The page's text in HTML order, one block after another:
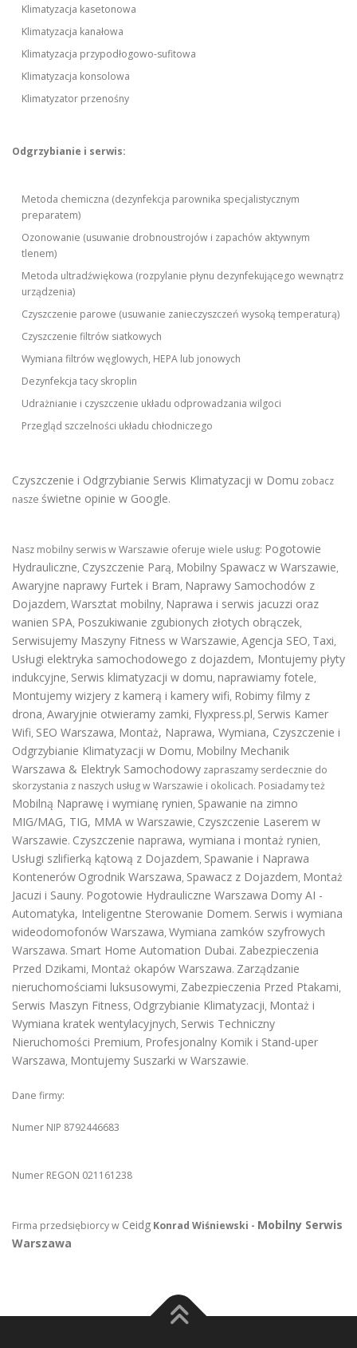
Klimatyzacja kasetonowa
Klimatyzacja kanałowa
Klimatyzacja przypodłogowo-sufitowa
Klimatyzacja konsolowa
Klimatyzator przenośny
Odgrzybianie i serwis:
Metoda chemiczna (dezynfekcja parownika specjalistycznym
preparatem)
Ozonowanie (usuwanie drobnoustrojów i zapachów aktywnym
tlenem)
Metoda ultradźwiękowa (rozpylanie płynu dezynfekującego wewnątrz
urządzenia)
Czyszczenie parowe (usuwanie zanieczyszczeń wysoką temperaturą)
Czyszczenie filtrów siatkowych
Wymiana filtrów węglowych, HEPA lub jonowych
Dezynfekcja tacy skroplin
Udrażnianie i czyszczenie układu odprowadzania wilgoci
Przegląd szczelności układu chłodniczego
Czyszczenie i Odgrzybianie Serwis Klimatyzacji w Domu zobacz
nasze świetne opinie w Google.
Nasz mobilny serwis w Warszawie oferuje wiele usług: Pogotowie
Hydrauliczne, Czyszczenie Parą, Mobilny Spawacz w Warszawie,
Awaryjne naprawy Furtek i Bram, Naprawy Samochodów z
Dojazdem, Warsztat mobilny, Naprawa i serwis jacuzzi oraz
wanien SPA, Poszukiwanie zgubionych złotych obrączek,
Serwisujemy Maszyny Fitness w Warszawie, Agencja SEO, Taxi,
Usługi elektryka samochodowego z dojazdem, Montujemy płyty
indukcyjne, Serwis klimatyzacji w domu, naprawiamy fotele,
Montujemy wizjery z kamerą i kamery wifi, Robimy filmy z
drona, Awaryjnie otwieramy zamki, Flyxpress.pl, Serwis Kamer
Wifi, SEO Warszawa, Montaż, Naprawa, Wymiana, Czyszczenie i
Odgrzybianie Klimatyzacji w Domu, Mobilny Mechanik
Warszawa & Elektryk Samochodowy zapraszamy serdecznie do
skorzystania z naszych usług w Warszawie i okolicach. Posiadamy też
Mobilną Naprawę i wymianę rynien, Spawanie na zimno
MIG/MAG, TIG, MMA w Warszawie, Czyszczenie Laserem w
Warszawie. Czyszczenie naprawa, wymiana i montaż rynien,
Usługi szlifierką kątową z Dojazdem, Spawanie i Naprawa
Kontenerów Ogrodnik Warszawa, Spawacz z Dojazdem, Montaż
Jacuzi i Sauny. Pogotowie Hydrauliczne Warszawa Domy AI -
Automatyka, Inteligentne Sterowanie Domem. Serwis i wymiana
wideodomofonów Warszawa, Wymiana zamków szyfrowych
Warszawa. Smart Home Automation Dubai. Zabezpieczenia
Przed Dzikami, Montaż okapów Warszawa. Zarządzanie
nieruchomościami luksusowymi, Zabezpieczenia Przed Ptakami,
Serwis Maszyn Fitness, Odgrzybianie Klimatyzacji, Montaż i
Wymiana kratek wentylacyjnych, Serwis Techniczny
Nieruchomości Premium, Profesjonalny Komik i Stand-uper
Warszawa, Montujemy Suszarki w Warszawie.
Dane firmy:
Numer NIP 8792446683
Numer REGON 021161238
Firma przedsiębiorcy w Ceidg Konrad Wiśniewski - Mobilny Serwis
Warszawa